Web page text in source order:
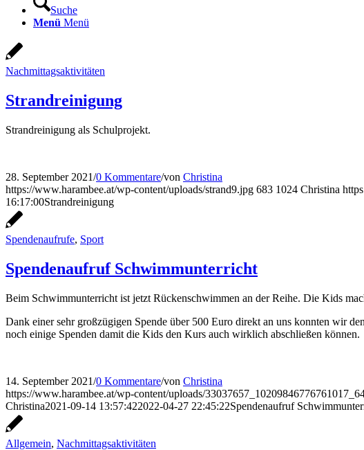
Suche
Menü Menü
Nachmittagsaktivitäten
Strandreinigung
Strandreinigung als Schulprojekt.
28. September 2021/0 Kommentare/von Christina
https://www.harambee.at/wp-content/uploads/strand9.jpg 683 1024 Christina
16:17:00Strandreinigung
Spendenaufrufe, Sport
Spendenaufruf Schwimmunterricht
Beim Schwimmunterricht ist jetzt Rückenschwimmen an der Reihe. Die Kids
Dank einer sehr großzügigen Spende über 500 Euro direkt an uns konnten wir
noch einige Spenden damit die Kids den Kurs auch wirklich abschließen können.
14. September 2021/0 Kommentare/von Christina
https://www.harambee.at/wp-content/uploads/
Christina2021-09-14 13:57:422022-04-27 22:45:22Spendenaufruf
Allgemein, Nachmittagsaktivitäten